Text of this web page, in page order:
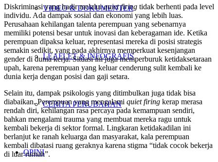
VIDEO & DOKUMENTER
LEAFLET & INFOGRAFIS
CERITA PERUBAHAN
OPINI
Diskriminasi yang hadir melaluiquiet firing tidak berhenti pada level
individu. Ada dampak sosial dan ekonomi yang lebih luas.
Perusahaan kehilangan talenta perempuan yang sebenarnya
memiliki potensi besar untuk inovasi dan keberagaman ide. Ketika
perempuan dipaksa keluar, representasi mereka di posisi strategis
semakin sedikit, yang pada akhirnya memperkuat kesenjangan
gender di dunia kerja. Situasi ini juga memperburuk ketidaksetaraan
upah, karena perempuan yang keluar cenderung sulit kembali ke
dunia kerja dengan posisi dan gaji setara.
Selain itu, dampak psikologis yang ditimbulkan juga tidak bisa
diabaikan. Perempuan yang mengalami quiet firing kerap merasa
rendah diri, kehilangan rasa percaya pada kemampuan sendiri,
bahkan mengalami trauma yang membuat mereka ragu untuk
kembali bekerja di sektor formal. Lingkaran ketidakadilan ini
berlanjut ke ranah keluarga dan masyarakat, kala perempuan
kembali dibatasi ruang geraknya karena stigma “tidak cocok bekerja
di luar rumah”.